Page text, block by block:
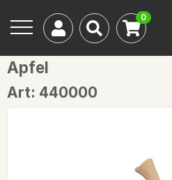
0
Apfel
Art: 440000